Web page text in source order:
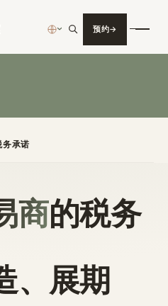
› 预约
承诺
商的税务
、展期